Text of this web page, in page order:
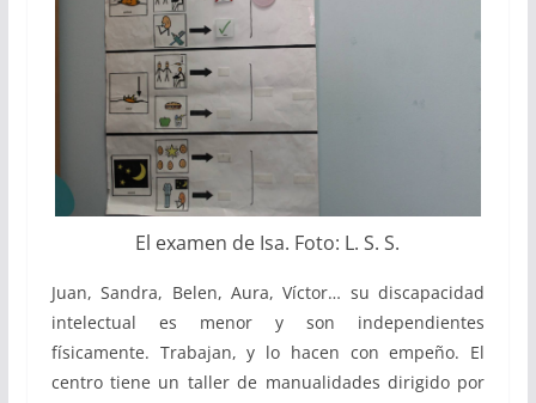
El examen de Isa. Foto: L. S. S.
Juan, Sandra, Belen, Aura, Víctor… su discapacidad
intelectual es menor y son independientes
físicamente. Trabajan, y lo hacen con empeño. El
centro tiene un taller de manualidades dirigido por